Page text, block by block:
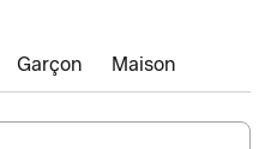
Garçon Maison